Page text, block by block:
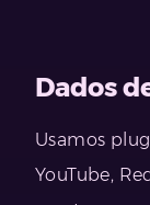
Dados
Usamos
YouTube,